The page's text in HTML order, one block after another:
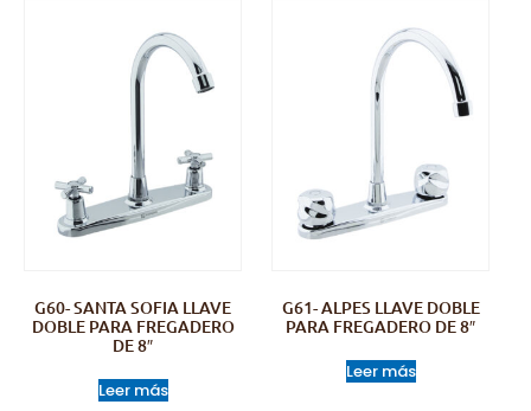
G60- SANTA SOFIA LLAVE
DOBLE PARA FREGADERO
DE 8″
Leer más
G61- ALPES LLAVE DOBLE
PARA FREGADERO DE 8″
Leer más